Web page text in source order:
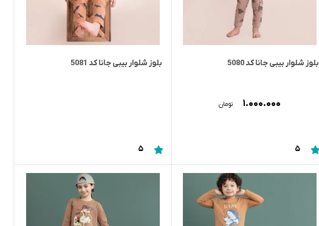
بلوز شلوار بیبی جانا کد 5080
۱.۰۰۰.۰۰۰ تومان
5
بلوز شلوار بیبی جانا کد 5081
5